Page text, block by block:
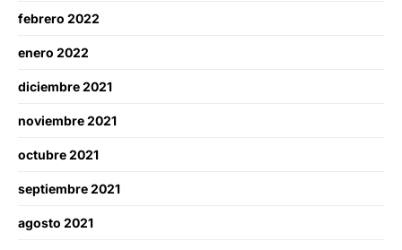
febrero 2022
enero 2022
diciembre 2021
noviembre 2021
octubre 2021
septiembre 2021
agosto 2021